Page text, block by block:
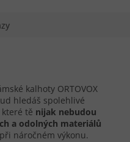
kalhoty ORTOVOX
hledáš spolehlivé
tě nijak nebudou
a odolných materiálů
náročném výkonu.